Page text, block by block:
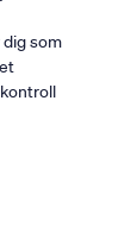
som